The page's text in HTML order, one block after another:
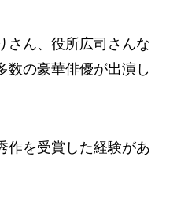
さん、役所広司さんな
数の豪華俳優が出演し
作を受賞した経験があ